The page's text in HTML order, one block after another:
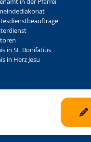
in St. Bonifatius
in Herz Jesu